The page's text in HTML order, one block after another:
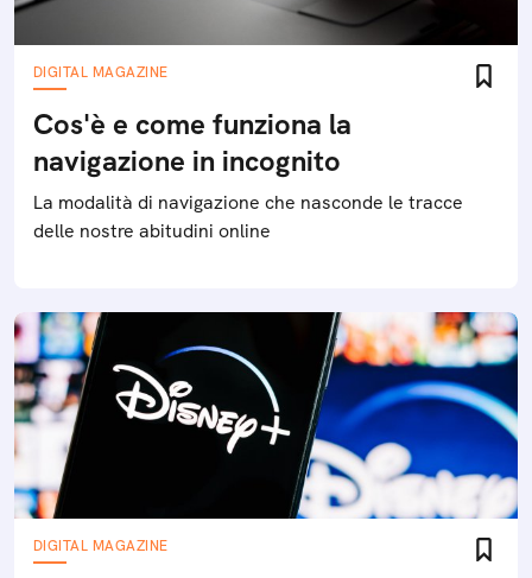
DIGITAL MAGAZINE
Cos'è e come funziona la
navigazione in incognito
La modalità di navigazione che nasconde le tracce
delle nostre abitudini online
DIGITAL MAGAZINE